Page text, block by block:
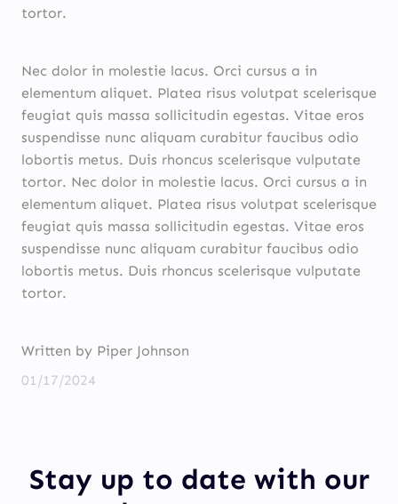
tortor.
Nec dolor in molestie lacus. Orci cursus a in
elementum aliquet. Platea risus volutpat scelerisque
feugiat quis massa sollicitudin egestas. Vitae eros
suspendisse nunc aliquam curabitur faucibus odio
lobortis metus. Duis rhoncus scelerisque vulputate
tortor. Nec dolor in molestie lacus. Orci cursus a in
elementum aliquet. Platea risus volutpat scelerisque
feugiat quis massa sollicitudin egestas. Vitae eros
suspendisse nunc aliquam curabitur faucibus odio
lobortis metus. Duis rhoncus scelerisque vulputate
tortor.
Written by Piper Johnson
01/17/2024
Stay up to date with our